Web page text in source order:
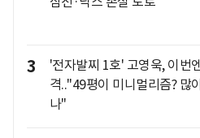
3
'전자발찌 1호' 고영욱, 이번
격.."49평이 미니멀리즘? 많
나"